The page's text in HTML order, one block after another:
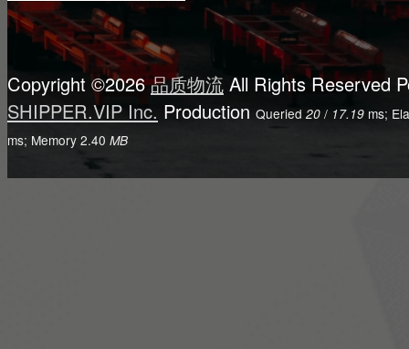
Copyright ©2026品质物流 All Rights Reserved
SHIPPER.VIP Inc. Production Queried20 / 17.19 ms;
ms; Memory 2.40 MB